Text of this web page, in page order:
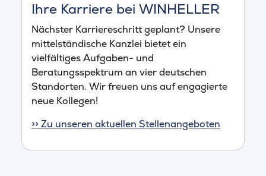
Ihre Karriere bei WINHELLER
Nächster Karriereschritt geplant? Unsere
mittelständische Kanzlei bietet ein
vielfältiges Aufgaben- und
Beratungsspektrum an vier deutschen
Standorten. Wir freuen uns auf engagierte
neue Kollegen!
>> Zu unseren aktuellen Stellenangeboten